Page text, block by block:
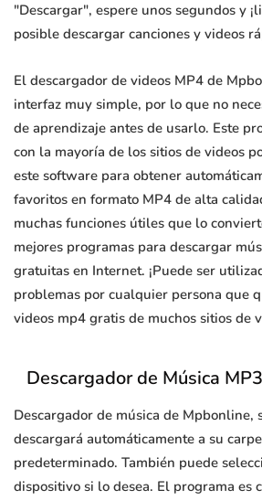
"Descargar", espere unos segundos y
posible descargar canciones y videos
El descargador de videos MP4 de
interfaz muy simple, por lo que no
de aprendizaje antes de usarlo. Este
con la mayoría de los sitios de videos
este software para obtener
favoritos en formato MP4 de alta
muchas funciones útiles que lo
mejores programas para descargar
gratuitas en Internet. ¡Puede ser
problemas por cualquier persona que
videos mp4 gratis de muchos sitios de
Descargador de Música
Descargador de música de Mpbonline,
descargará automáticamente a su
predeterminado. También puede
dispositivo si lo desea. El programa es